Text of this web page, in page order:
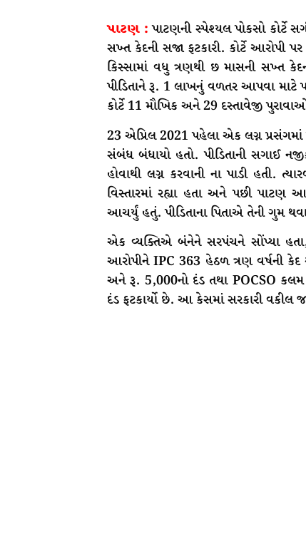
પાટણ : પાટણની સ્પેશ્યલ પોકસો કોર્ટે
સખ્ત કેદની સજા ફટકારી. કોર્ટે આરોપી
કિસ્સામાં વધુ ત્રણથી છ માસની સખ્ત
પીડિતાને રૂ. 1 લાખનું વળતર આપવા માટે
કોર્ટે 11 મૌખિક અને 29 દસ્તાવેજી
23 એપ્રિલ 2021 પહેલા એક લગ્ન
સંબંધ બંધાયો હતો. પીડિતાની સગાઈ
હોવાથી લગ્ન કરવાની ના પાડી હતી.
વિસ્તારમાં રહ્યા હતા અને પછી પાટણ
આચર્યું હતું. પીડિતાના પિતાએ તેની ગુમ
એક વ્યક્તિએ બંનેને સરપંચને સોંપ્યા
આરોપીને IPC 363 હેઠળ ત્રણ વર્ષની
અને રૂ. 5,000નો દંડ તથા POCSO
દંડ ફટકાર્યો છે. આ કેસમાં સરકારી